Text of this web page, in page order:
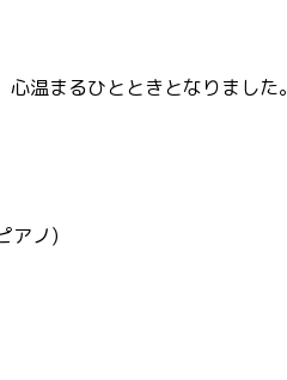
温まるひとときとなりました。
アノ)